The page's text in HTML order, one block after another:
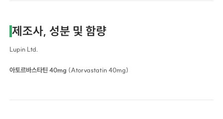
제조사, 성분 및 함량
Lupin Ltd.
아토르바스타틴 40mg (Atorvastatin 40mg)